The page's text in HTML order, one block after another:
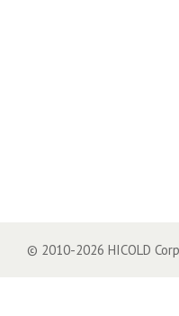
© 2010-2026 HICOLD